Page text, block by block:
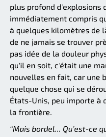
plus profond d'explosions
immédiatement compris
à quelques kilomètres de
de ne jamais se trouver
pas idée de la douleur
qu'il en soit, c'était une
nouvelles en fait, car une
quelque chose qui se
États-Unis, peu importe à
la frontière.
“Mais bordel... Qu’est-ce